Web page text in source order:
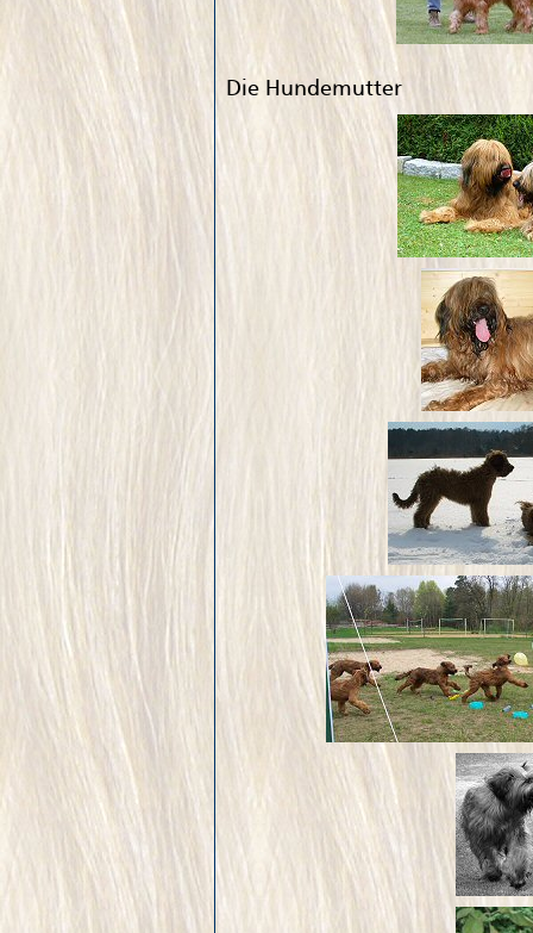
Die Hundemutter